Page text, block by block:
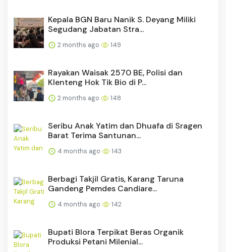
Kepala BGN Baru Nanik S. Deyang Miliki
Segudang Jabatan Stra...
2 months ago 149
Rayakan Waisak 2570 BE, Polisi dan
Klenteng Hok Tik Bio di P...
2 months ago 148
Seribu Anak Yatim dan Dhuafa di Sragen
Barat Terima Santunan...
4 months ago 143
Berbagi Takjil Gratis, Karang Taruna
Gandeng Pemdes Candiare...
4 months ago 142
Bupati Blora Terpikat Beras Organik
Produksi Petani Milenial...